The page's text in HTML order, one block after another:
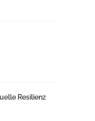
Resilienz